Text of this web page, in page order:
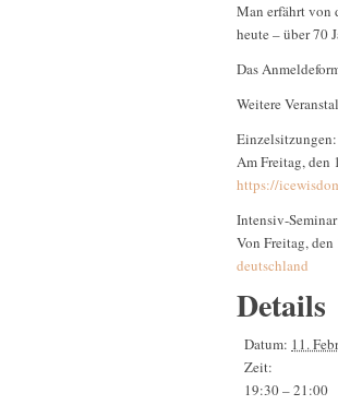
Man erfährt von
heute – über 70
Das
Weitere
Einzelsitzungen:
Am Freitag, den
https://
Intensiv-
Von Freitag, den
deutschland
Details
Datum: 11.
Zeit:
19:30 – 21:00